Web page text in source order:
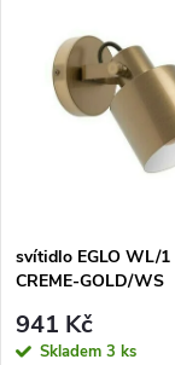
svítidlo EGLO WL/1
CREME-GOLD/WS
941 Kč
Skladem 3 ks